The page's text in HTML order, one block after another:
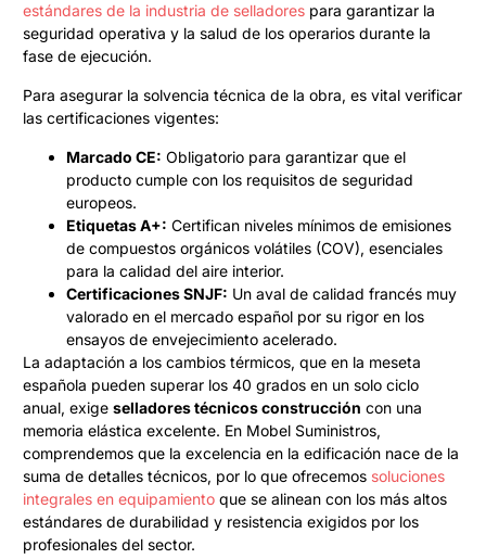
estándares de la industria de selladores para garantizar la
seguridad operativa y la salud de los operarios durante la
fase de ejecución.
Para asegurar la solvencia técnica de la obra, es vital verificar
las certificaciones vigentes:
Marcado CE: Obligatorio para garantizar que el
producto cumple con los requisitos de seguridad
europeos.
Etiquetas A+: Certifican niveles mínimos de emisiones
de compuestos orgánicos volátiles (COV), esenciales
para la calidad del aire interior.
Certificaciones SNJF: Un aval de calidad francés muy
valorado en el mercado español por su rigor en los
ensayos de envejecimiento acelerado.
La adaptación a los cambios térmicos, que en la meseta
española pueden superar los 40 grados en un solo ciclo
anual, exige selladores técnicos construcción con una
memoria elástica excelente. En Mobel Suministros,
comprendemos que la excelencia en la edificación nace de la
suma de detalles técnicos, por lo que ofrecemos soluciones
integrales en equipamiento que se alinean con los más altos
estándares de durabilidad y resistencia exigidos por los
profesionales del sector.